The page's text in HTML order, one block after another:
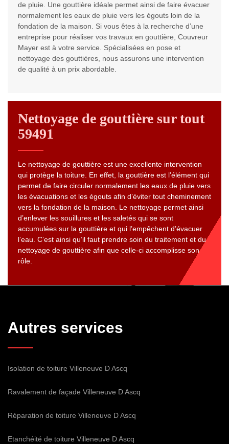
de pluie. Une gouttière idéale permet ainsi de faire évacuer
normalement les eaux de pluie vers les égouts loin de la
fondation de la maison. Si vous êtes à la recherche d’une
entreprise pour réaliser vos travaux en gouttière, Couvreur
Mayer est à votre service. Spécialisées en pose et
nettoyage des gouttières, nous assurons une intervention
de qualité à un prix abordable.
Nettoyage de gouttière sur tout
59491
Le nettoyage de gouttière est une excellente intervention
qui protège la toiture. En effet, la gouttière est l’élément qui
permet de faire circuler normalement les eaux de pluie vers
les évacuations et les égouts afin d’éviter tout cheminement
vers la fondation de la maison. Le nettoyage permet ainsi
d’enlever les souillures et les saletés qui se sont
accumulées sur la gouttière et qui l’empêchent d’évacuer
l’eau. C’est ainsi qu’il faut prendre soin du traitement et du
nettoyage de gouttière afin que celle-ci accomplisse son
rôle.
Autres services
Isolation de toiture Villeneuve D Ascq
Ravalement de façade Villeneuve D Ascq
Réparation de toiture Villeneuve D Ascq
Etanchéité de toiture Villeneuve D Ascq